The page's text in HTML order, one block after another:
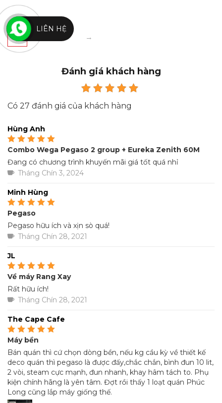
1 →
Đánh giá khách hàng
Được xếp hạng
55 sao
Có 27 đánh giá của khách hàng
Hùng Anh
Được xếp hạng5 5
Combo Wega Pegaso 2 group + Eureka Zenith 60M
Đang có chương trình khuyến mãi giá tốt quá nhỉ
Tháng Chín 3, 2024
Minh Hùng
Được xếp hạng
Pegaso
Pegaso hữu ích và xịn sò quá!
Tháng Chín 28, 2021
JL
Được xếp hạng 55
sao
Về máy Rang Xay
Rất hữu ích!
Tháng Chín 28, 2021
The Cape Cafe
Được xếp hạng
Máy bền
Bán quán thì cứ chọn dòng bền, nếu kg cầu kỳ về thiết kế
deco quán thì pegaso là được đấy,chắc chắn, bình đun 10 lit,
2 vòi, steam cực mạnh, đun nhanh, khay hâm tách to. Phụ
kiện chính hãng là yên tâm. Đợt rồi thấy 1 loạt quán Phúc
Long cũng lắp máy giống thế.
LIÊN HỆ